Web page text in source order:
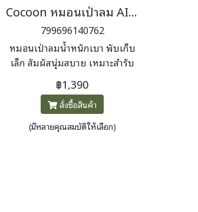
Cocoon หมอนเป่าลม AIR CORE PILLOW ULTRALIGHT
799696140762
หมอนเป่าลมน้ำหนักเบา พับเก็บ
เล็ก สัมผัสนุ่มสบาย เหมาะสำรับ
เดินป่า แคมป์ปิ้ง
฿1,390
สั่งซื้อสินค้า
(มีหลายคุณสมบัติให้เลือก)